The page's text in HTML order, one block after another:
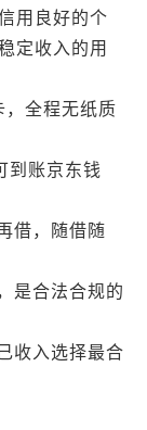
用良好的个
定收入的用
全程无纸质
到账京东钱
借，随借随
是合法合规的
收入选择最合